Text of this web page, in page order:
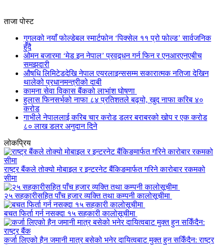
ताजा पोस्ट
गुगलको नयाँ फोल्डेबल स्मार्टफोन ‘पिक्सेल ११ प्रो फोल्ड’ सार्वजनिक
हुँदै
ओमन बजारमा ‘मेड इन नेपाल’ प्रवद्र्धन गर्न फिन र एनआरएनएबीच
समझदारी
औषधि लिमिटेडदेखि नेपाल एयरलाइन्ससम्म सकारात्मक नतिजा देखिन
थालेको प्रधानमन्त्रीको दाबी
कामना सेवा विकास बैंकको लाभांश घोषणा
हुलास फिनसर्भको नाफा ८४ प्रतिशतले बढ्यो, खुद नाफा करिब ४०
करोड
गाभीले नेपाललाई करिब चार करोड डलर बराबरको खोप र एक करोड
८० लाख डलर अनुदान दिने
लोकप्रिय
राष्ट्र बैंकले तोक्यो मोबाइल र इन्टरनेट बैंकिङमार्फत गरिने कारोबार रकमको
सीमा
२५ सहकारीसहित पाँच हजार व्यक्ति तथा कम्पनी कालोसूचीमा
बचत फिर्ता गर्न नसक्दा १५ सहकारी कालोसूचीमा
कर्जा लिएको हैन जमानी मात्र बसेको भनेर दायित्वबाट मुक्त हुन सकिँदैन: राष्ट्र